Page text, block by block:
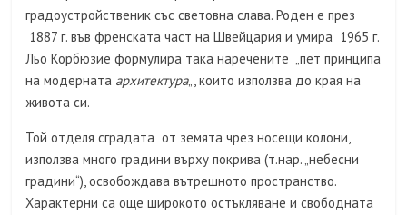
градоустройственик със световна слава. Роден е през
1887 г. във френската част на Швейцария и умира 1965 г.
Льо Корбюзие формулира така наречените „пет принципа
на модерната архитектура„, които използва до края на
живота си.
Той отделя сградата от земята чрез носещи колони,
използва много градини върху покрива (т.нар. „небесни
градини“), освобождава вътрешното пространство.
Характерни са още широкото остъкляване и свободната